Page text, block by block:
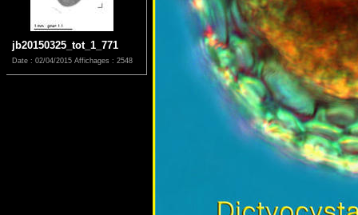
jb20150325_tot_1_771
Date : 02/04/2015 Affichages : 2548